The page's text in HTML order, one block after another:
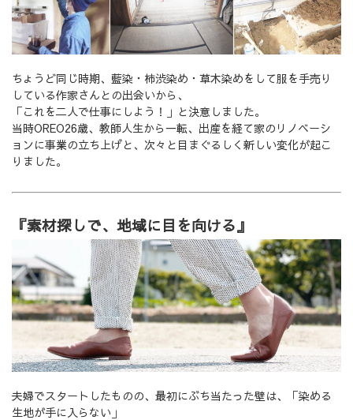
ちょうど同じ時期、藍染・柿渋染め・草木染めをして服を手売り
している作家さんとの出会いから、
「これを二人で仕事にしよう！」と決意しました。
当時OREO26歳、教師人生から一転、出産を経て家のリノベーシ
ョンに事業の立ち上げと、次々と目まぐるしく新しい変化が起こ
りました。
『素材探しで、地域に目を向ける』
夫婦でスタートしたものの、最初にぶち当たった壁は、「染める
生地が手に入らない」